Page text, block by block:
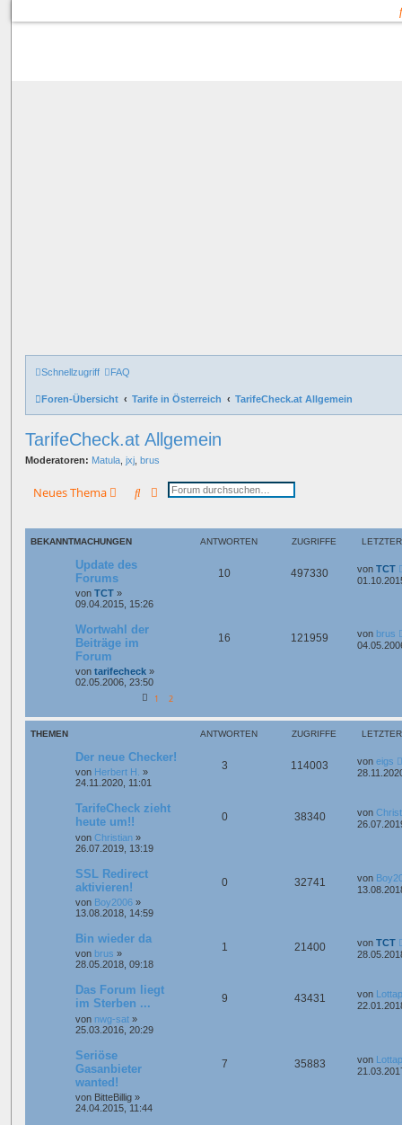
Schnellzugriff FAQ
Foren-Übersicht Tarife in Österreich TarifeCheck.at Allgemein
TarifeCheck.at Allgemein
Moderatoren: Matula jxj brus
Neues Thema SucheErweiterte Suche
BEKANNTMACHUNGEN ANTWORTEN ZUGRIFFE
Update des
Forums
von TCT »
09.04.2015, 15:26
10 497330 von TCT
Wortwahl der
Beiträge im
Forum
von tarifecheck »
02.05.2006, 23:50
1 2
16 121959 von brus
THEMEN ANTWORTEN ZUGRIFFE
Der neue Checker!
von Herbert H.
»
24.11.2020, 11:01
3 114003 von eigs
TarifeCheck zieht
heute um!!
von Christian »
26.07.2019, 13:19
0 38340 von
SSL Redirect
aktivieren!
von Boy2006 »
13.08.2018, 14:59
0 32741 von
Bin wieder da
von brus »
28.05.2018, 09:18
1 21400 von TCT
Das Forum liegt
im Sterben ...
von nwg-sat »
25.03.2016, 20:29
9 43431 von
Seriöse
Gasanbieter
wanted!
von BitteBillig »
24.04.2015, 11:44
7 35883 von